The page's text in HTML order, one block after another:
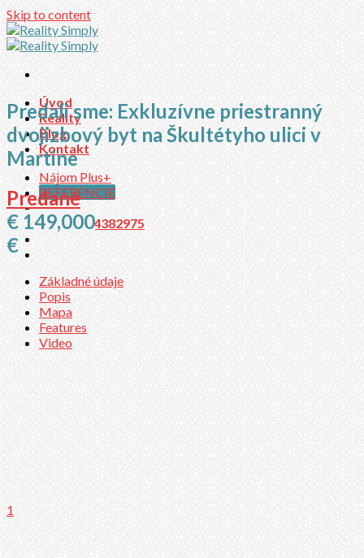
Skip to content
Úvod
Reality
Blog
Kontakt
Nájom Plus+
REFERENCIE
0944382975
Predali sme: Exkluzívne priestranný
dvojizbový byt na Škultétyho ulici v
Martine
Predané
€ 149,000
€
Základné údaje
Popis
Mapa
Features
Video
1